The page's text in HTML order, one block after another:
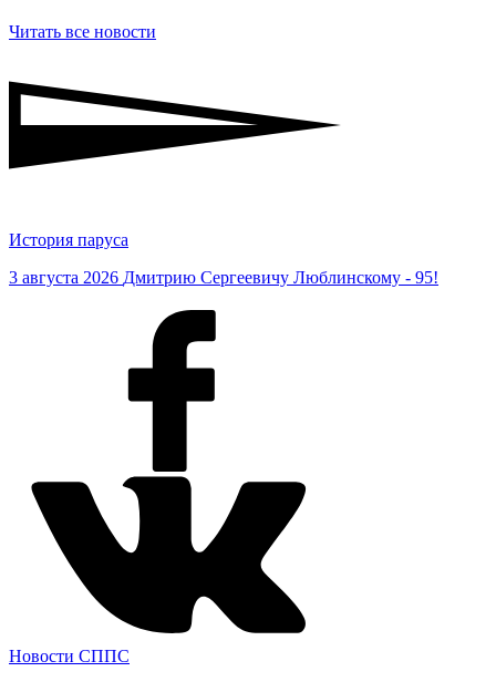
Читать все новости
История паруса
3 августа 2026 Дмитрию Сергеевичу Люблинскому - 95!
Новости СППС